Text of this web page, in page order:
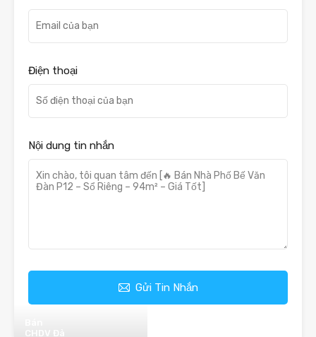
Điện thoại
Nội dung tin nhắn
Gửi Tin Nhắn